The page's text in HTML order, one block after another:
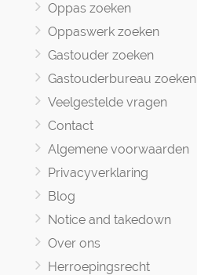
Oppas zoeken
Oppaswerk zoeken
Gastouder zoeken
Gastouderbureau zoeken
Veelgestelde vragen
Contact
Algemene voorwaarden
Privacyverklaring
Blog
Notice and takedown
Over ons
Herroepingsrecht